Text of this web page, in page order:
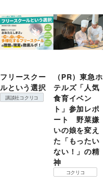
フリースクー
ルという選択
講談社コクリコ
（PR）東急ホ
テルズ「人気
食育イベン
ト」参加レポ
ート 野菜嫌
いの娘を変え
た「もったい
ない！」の精
神
コクリコ